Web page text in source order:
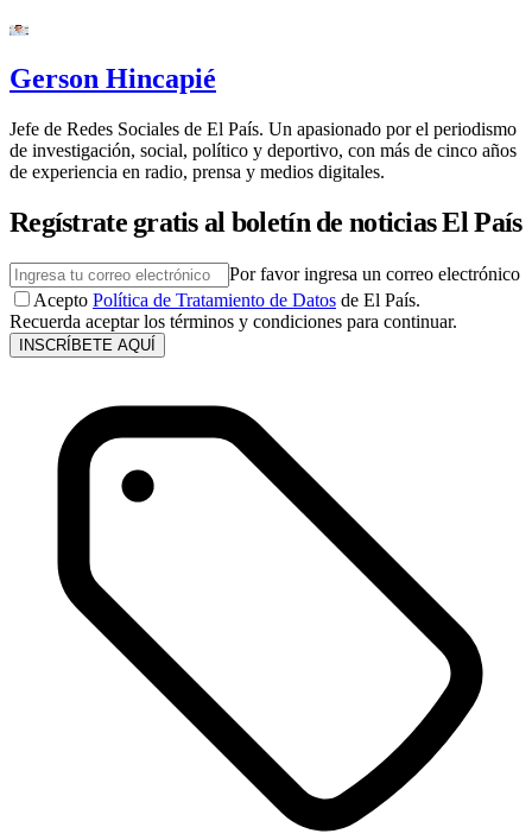
Gerson Hincapié
Jefe de Redes Sociales de El País. Un apasionado por el periodismo
de investigación, social, político y deportivo, con más de cinco años
de experiencia en radio, prensa y medios digitales.
Regístrate gratis al boletín de noticias El País
Por favor ingresa un correo electrónico
Acepto Política de Tratamiento de Datos de El País.
Recuerda aceptar los términos y condiciones para continuar.
INSCRÍBETE AQUÍ